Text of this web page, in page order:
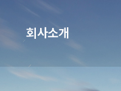
회사소개